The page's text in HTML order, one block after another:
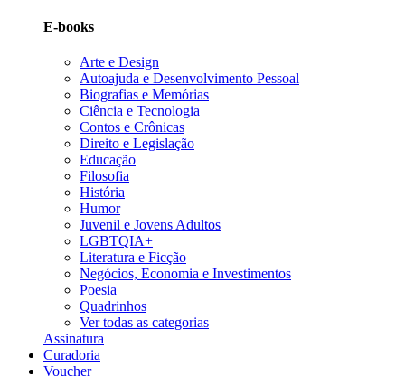
E-books
Arte e Design
Autoajuda e Desenvolvimento Pessoal
Biografias e Memórias
Ciência e Tecnologia
Contos e Crônicas
Direito e Legislação
Educação
Filosofia
História
Humor
Juvenil e Jovens Adultos
LGBTQIA+
Literatura e Ficção
Negócios, Economia e Investimentos
Poesia
Quadrinhos
Ver todas as categorias
Assinatura
Curadoria
Voucher